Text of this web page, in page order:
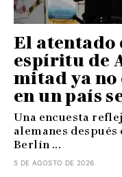
El atentado
espíritu de
mitad ya no
en un país
Una encuesta
alemanes después
Berlín ...
5 DE AGOSTO DE 2026